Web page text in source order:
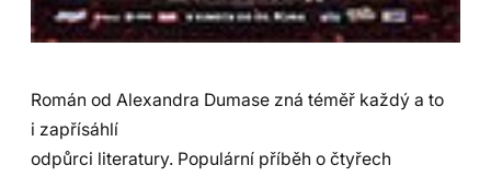
Román od Alexandra Dumase zná téměř každý a to
i zapřísáhlí
odpůrci literatury. Populární příběh o čtyřech